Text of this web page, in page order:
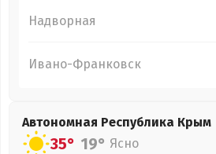
Надворная
Ивано-Франковск
Автономная Республика Крым
35° 19° Ясно